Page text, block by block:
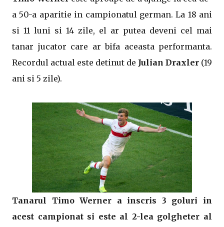
a 50-a aparitie in campionatul german. La 18 ani
si 11 luni si 14 zile, el ar putea deveni cel mai
tanar jucator care ar bifa aceasta performanta.
Recordul actual este detinut de Julian Draxler (19
ani si 5 zile).
Tanarul Timo Werner a inscris 3 goluri in
acest campionat si este al 2-lea golgheter al